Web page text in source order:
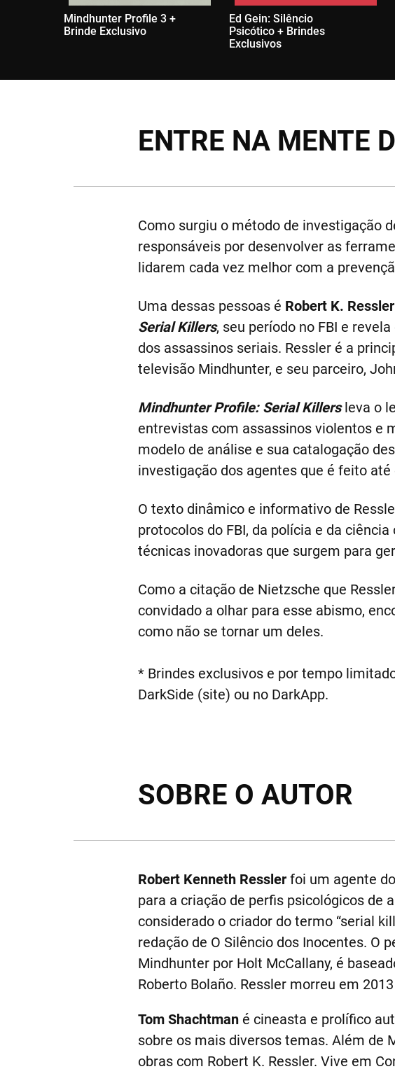
Mindhunter Profile 3 +
Brinde Exclusivo
Ed Gein: Silêncio
Psicótico + Brindes
Exclusivos
ENTRE NA MENTE
Como surgiu o método de investigação
responsáveis por desenvolver as
lidarem cada vez melhor com a
Uma dessas pessoas é Robert K. Ressler
Serial Killers, seu período no FBI e
dos assassinos seriais. Ressler é a
televisão Mindhunter, e seu parceiro,
Mindhunter Profile: Serial Killersleva o
entrevistas com assassinos violentos e
modelo de análise e sua catalogação
investigação dos agentes que é feito até
O texto dinâmico e informativo de
protocolos do FBI, da polícia e da
técnicas inovadoras que surgem para
Como a citação de Nietzsche que
convidado a olhar para esse abismo,
como não se tornar um deles.
* Brindes exclusivos e por tempo
DarkSide (site) ou no DarkApp.
SOBRE O AUTOR
Robert Kenneth Resslerfoi um agente
para a criação de perfis psicológicos de
considerado o criador do termo “serial
redação de O Silêncio dos Inocentes. O
Mindhunter por Holt McCallany, é
Roberto Bolaño. Ressler morreu em
Tom Shachtmané cineasta e prolífico
sobre os mais diversos temas. Além de
obras com Robert K. Ressler. Vive em